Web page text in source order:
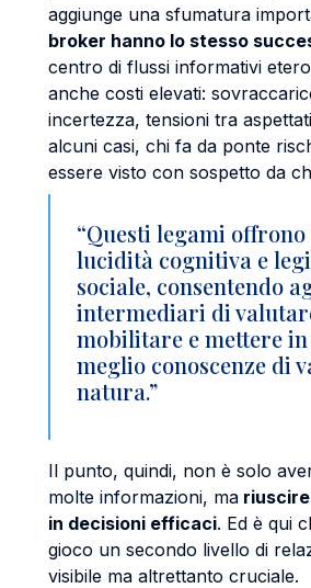
aggiunge una sfumatura
broker hanno lo stesso
centro di flussi informativi
anche costi elevati:
incertezza, tensioni tra
alcuni casi, chi fa da ponte
essere visto con sospetto da
“Questi legami offrono
lucidità cognitiva e
sociale, consentendo
intermediari di
mobilitare e mettere
meglio conoscenze di
natura.”
Il punto, quindi, non è solo
molte informazioni, ma
in decisioni efficaci. Ed è qui
gioco un secondo livello di
visibile ma altrettanto cruciale.